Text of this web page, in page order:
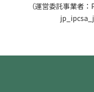
（運営委託事業者